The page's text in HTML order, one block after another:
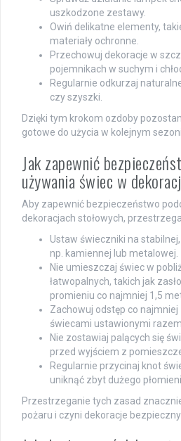
uszkodzone zestawy.
Owiń delikatne elementy,
materiały ochronne.
Przechowuj dekoracje w
pojemnikach w suchym i
Regularnie odkurzaj
czy szyszki.
Dzięki tym krokom ozdoby
gotowe do użycia w kolejnym
Jak zapewnić
używania świec w
Aby zapewnić bezpieczeństwo
dekoracjach stołowych,
Ustaw świeczniki na
np. kamiennej lub metalowej.
Nie umieszczaj świec w
łatwopalnych, takich jak
promieniu co najmniej 1,5
Zachowuj odstęp co
świecami ustawionymi razem.
Nie zostawiaj palących się
przed wyjściem z
Regularnie przycinaj knot
uniknąć zbyt dużego
Przestrzeganie tych zasad
pożaru i czyni dekoracje